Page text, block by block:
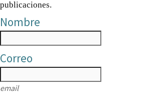
publicaciones.
Nombre
Correo
email